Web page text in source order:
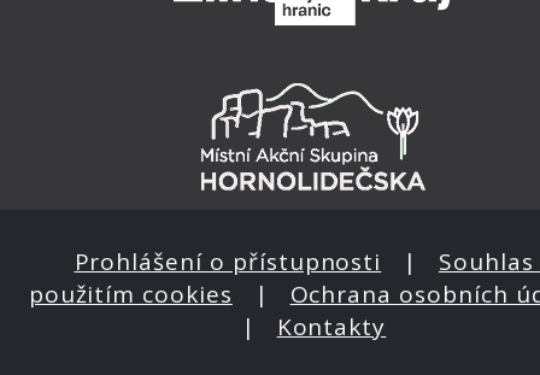
Prohlášení o přístupnosti | Souhlas
použitím cookies | Ochrana osobních
| Kontakty